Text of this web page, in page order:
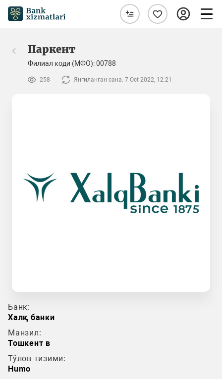
Паркент
Филиал коди (МФО): 00788
258 Янгиланган сана: 7 Oct 2022, 12:21
Банк:
Халқ банки
Манзил:
Тошкент в
Тўлов тизими:
Humo